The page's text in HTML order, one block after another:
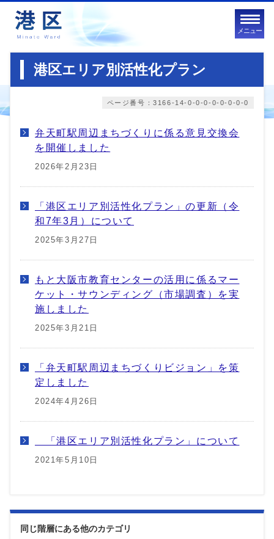
メニュー
港区エリア別活性化プラン
ページ番号：3166-14-0-0-0-0-0-0-0-0
弁天町駅周辺まちづくりに係る意見交換会
を開催しました
2026年2月23日
「港区エリア別活性化プラン」の更新（令
和7年3月）について
2025年3月27日
もと大阪市教育センターの活用に係るマー
ケット・サウンディング（市場調査）を実
施しました
2025年3月21日
「弁天町駅周辺まちづくりビジョン」を策
定しました
2024年4月26日
「港区エリア別活性化プラン」について
2021年5月10日
同じ階層にある他のカテゴリ